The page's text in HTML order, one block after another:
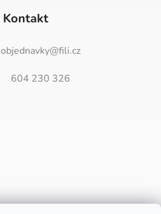
Kontakt
objednavky@fili.cz
604 230 326